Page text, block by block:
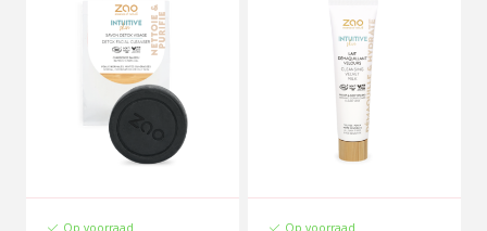
Op voorraad Op voorraad